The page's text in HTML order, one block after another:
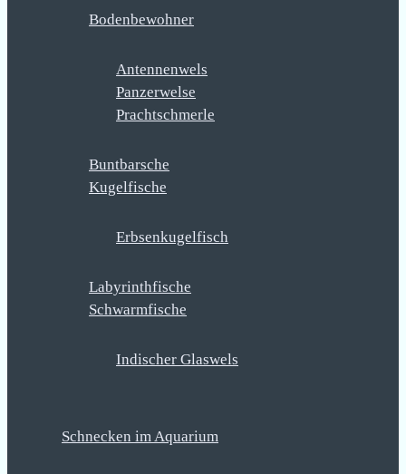
Bodenbewohner
Antennenwels
Panzerwelse
Prachtschmerle
Buntbarsche
Kugelfische
Erbsenkugelfisch
Labyrinthfische
Schwarmfische
Indischer Glaswels
Schnecken im Aquarium